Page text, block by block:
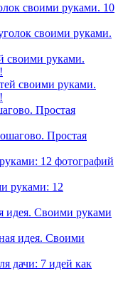
своими руками. 10
своими руками.
Простая
12 фотографий
идея. Своими руками
дачи: 7 идей как